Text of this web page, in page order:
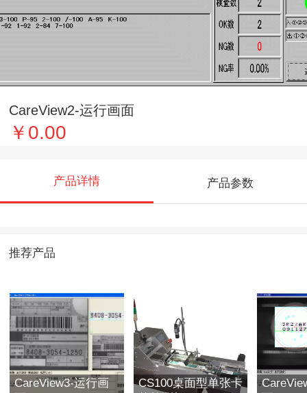
CareView2-运行画面
￥0.00
产品详情 产品参数
推荐产品
CareView3-运行画
CS100桌面型单张卡